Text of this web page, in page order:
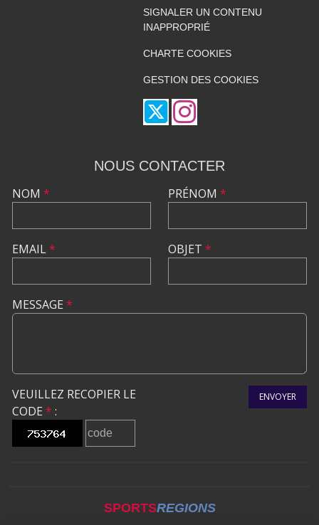
SIGNALER UN CONTENU
INAPPROPRIÉ
CHARTE COOKIES
GESTION DES COOKIES
NOUS CONTACTER
NOM *
EMAIL*
PRÉNOM *
OBJET *
MESSAGE *
VEUILLEZ RECOPIER LE
CODE * :
ENVOYER
SPORTSREGIONS